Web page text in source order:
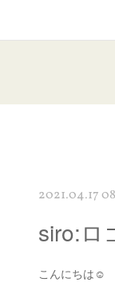
2021.04.17
siro:ロ
こんにちは☺︎